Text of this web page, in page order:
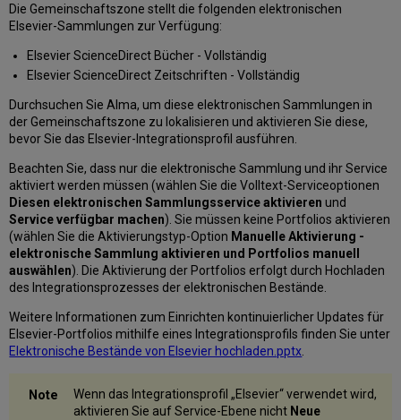
Die Gemeinschaftszone stellt die folgenden elektronischen
Elsevier-Sammlungen zur Verfügung:
Elsevier ScienceDirect Bücher - Vollständig
Elsevier ScienceDirect Zeitschriften - Vollständig
Durchsuchen Sie Alma, um diese elektronischen Sammlungen in
der Gemeinschaftszone zu lokalisieren und aktivieren Sie diese,
bevor Sie das Elsevier-Integrationsprofil ausführen.
Beachten Sie, dass nur die elektronische Sammlung und ihr Service
aktiviert werden müssen (wählen Sie die Volltext-Serviceoptionen
Diesen elektronischen Sammlungsservice aktivieren und
Service verfügbar machen). Sie müssen keine Portfolios aktivieren
(wählen Sie die Aktivierungstyp-Option Manuelle Aktivierung -
elektronische Sammlung aktivieren und Portfolios manuell
auswählen). Die Aktivierung der Portfolios erfolgt durch Hochladen
des Integrationsprozesses der elektronischen Bestände.
Weitere Informationen zum Einrichten kontinuierlicher Updates für
Elsevier-Portfolios mithilfe eines Integrationsprofils finden Sie unter
Elektronische Bestände von Elsevier hochladen.pptx.
Wenn das Integrationsprofil „Elsevier“ verwendet wird,
aktivieren Sie auf Service-Ebene nicht Neue